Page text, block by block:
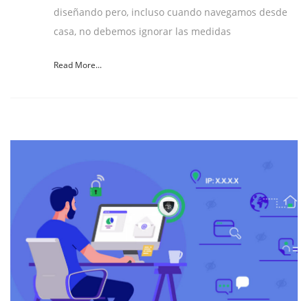
diseñando pero, incluso cuando navegamos desde
casa, no debemos ignorar las medidas
Read More...